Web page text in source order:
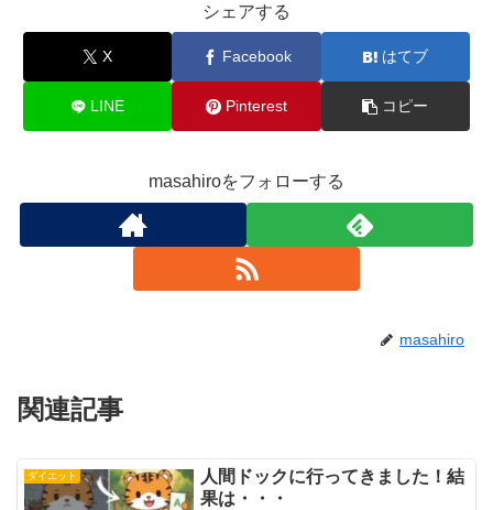
シェアする
X Facebook はてブ
LINE Pinterest コピー
masahiroをフォローする
masahiro
関連記事
ダイエット
人間ドックに行ってきました！結
果は・・・